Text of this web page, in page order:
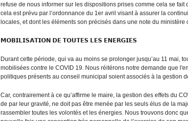
refuse de nous informer sur les dispositions prises comme cela se fait
cela est prévu par l’ordonnance du 1er avril visant à assurer la
locales, et dont les éléments son précisés dans une note du ministère
𝗠𝗢𝗕𝗜𝗟𝗜𝗦𝗔𝗧𝗜𝗢𝗡 𝗗𝗘 𝗧𝗢𝗨𝗧𝗘𝗦 𝗟𝗘𝗦 𝗘𝗡𝗘𝗥𝗚𝗜𝗘𝗦
Durant cette période, qui va au moins se prolonger jusqu’au 11 mai,
mobilisées contre le COVID 19. Nous réitérons notre demande que
politiques présents au conseil municipal soient associés à la gestion
Car, contrairement à ce qu’affirme le maire, la gestion des effets du
de par leur gravité, ne doit pas être menée par les seuls élus de la
rassembler toutes les volontés et les énergies. Nous trouvons donc